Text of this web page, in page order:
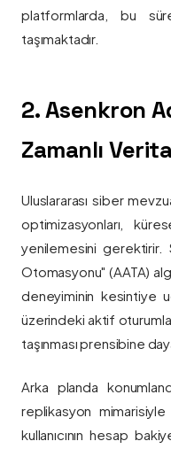
platformlarda, bu
taşımaktadır.
2. Asenkron
Zamanlı
Uluslararası siber
optimizasyonları,
yenilemesini
Otomasyonu" (AATA)
deneyiminin kesintiye
üzerindeki aktif
taşınması prensibine
Arka planda
replikasyon
kullanıcının hesap